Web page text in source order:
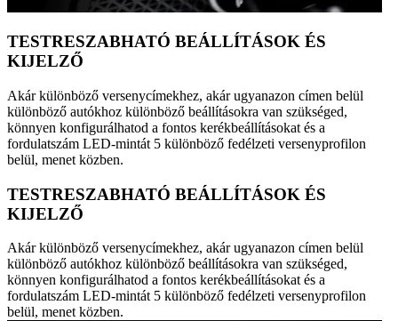
TESTRESZABHATÓ BEÁLLÍTÁSOK ÉS
KIJELZŐ
Akár különböző versenycímekhez, akár ugyanazon címen belül
különböző autókhoz különböző beállításokra van szükséged,
könnyen konfigurálhatod a fontos kerékbeállításokat és a
fordulatszám LED-mintát 5 különböző fedélzeti versenyprofilon
belül, menet közben.
TESTRESZABHATÓ BEÁLLÍTÁSOK ÉS
KIJELZŐ
Akár különböző versenycímekhez, akár ugyanazon címen belül
különböző autókhoz különböző beállításokra van szükséged,
könnyen konfigurálhatod a fontos kerékbeállításokat és a
fordulatszám LED-mintát 5 különböző fedélzeti versenyprofilon
belül, menet közben.